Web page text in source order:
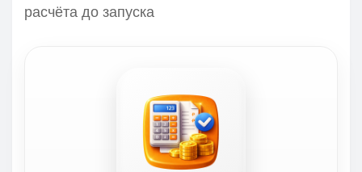
расчёта до запуска